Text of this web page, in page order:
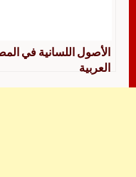
الأصول اللسانية في
العربية